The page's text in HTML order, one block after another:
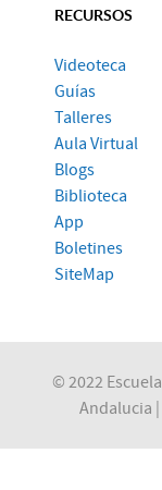
RECURSOS
Videoteca
Guías
Talleres
Aula Virtual
Blogs
Biblioteca
App
Boletines
SiteMap
© 2022
Andalucia |